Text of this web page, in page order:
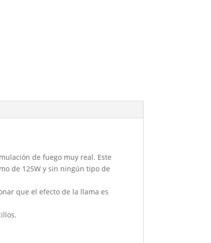
de fuego muy real. Este
de 125W y sin ningún tipo de
que el efecto de la llama es